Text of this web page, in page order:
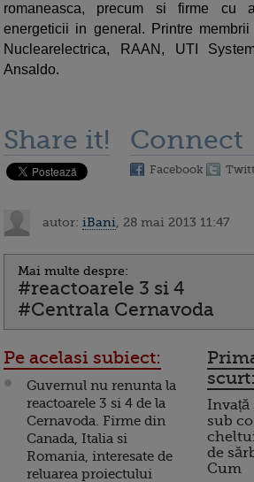
romaneasca, precum si firme cu
energeticii in general. Printre
Nuclearelectrica, RAAN, UTI
Ansaldo.
Share it! Connect
Facebook
autor: iBani , 28 mai 2013 11:47
Mai multe despre:
#reactoarele 3 si 4
#Centrala Cernavoda
Pe acelasi subiect:
Guvernul nu renunta la
reactoarele 3 si 4 de la
Cernavoda. Firme din
Canada, Italia si
Romania, interesate de
reluarea proiectului
scurt:
Invață
sub
de
Cum